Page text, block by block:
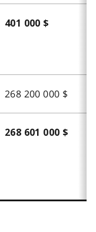
401 000 $
268 200 000 $
268 601 000 $